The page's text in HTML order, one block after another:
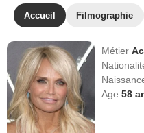
Accueil Filmographie
Métier
Age58